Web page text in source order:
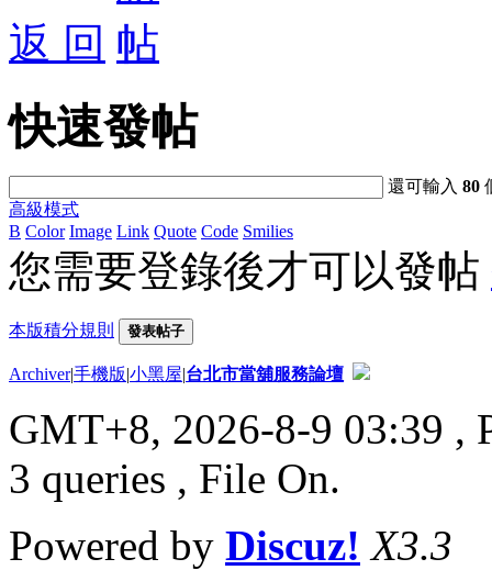
返 回
快速發帖
還可輸入80
高級模式
B Color Image Link Quote Code Smilies
您需要登錄後才可以發帖
本版積分規則 發表帖子
Archiver|手機版|小黑屋|台北市當舖服務論壇
GMT+8, 2026-8-9 03:39 ,
3 queries , File On.
Powered by Discuz! X3.3